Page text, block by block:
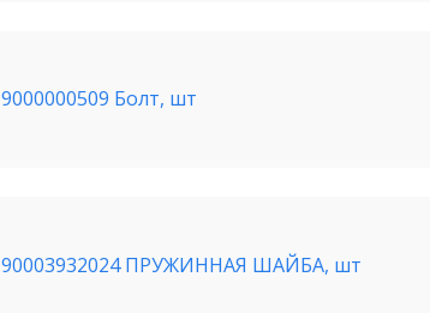
9000000509 Болт, шт
90003932024 ПРУЖИННАЯ ШАЙБА, шт